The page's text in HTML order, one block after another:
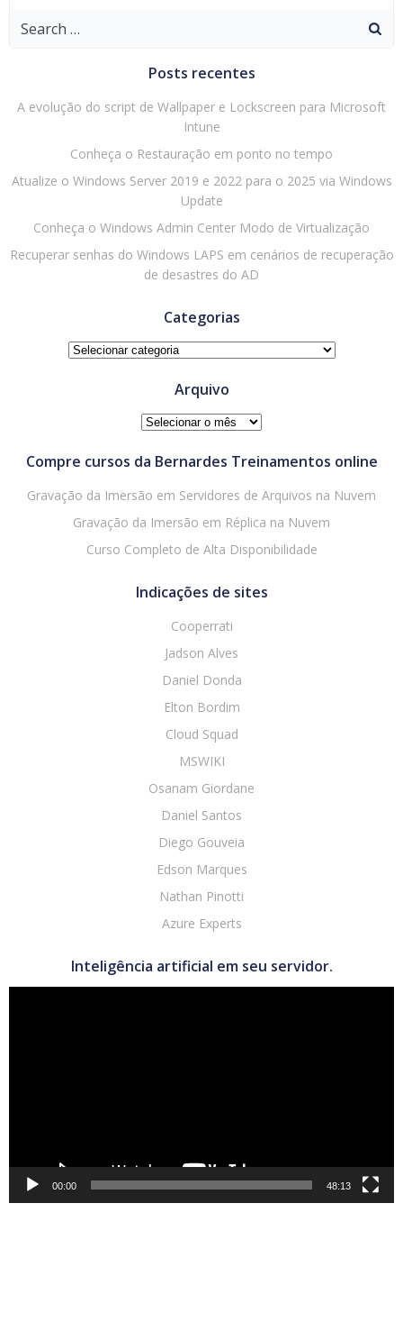
Search
Posts recentes
A evolução do script de Wallpaper e Lockscreen para Microsoft
Intune
Conheça o Restauração em ponto no tempo
Atualize o Windows Server 2019 e 2022 para o 2025 via Windows
Update
Conheça o Windows Admin Center Modo de Virtualização
Recuperar senhas do Windows LAPS em cenários de recuperação
de desastres do AD
Categorias
Categorias
Arquivo
Arquivo
Compre cursos da Bernardes Treinamentos online
Gravação da Imersão em Servidores de Arquivos na Nuvem
Gravação da Imersão em Réplica na Nuvem
Curso Completo de Alta Disponibilidade
Indicações de sites
Cooperrati
Jadson Alves
Daniel Donda
Elton Bordim
Cloud Squad
MSWIKI
Osanam Giordane
Daniel Santos
Diego Gouveia
Edson Marques
Nathan Pinotti
Azure Experts
Inteligência artificial em seu servidor.
00:00 48:13